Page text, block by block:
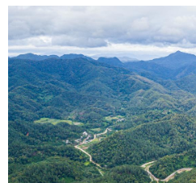
山东 河南
广东 广西
四川 贵州
陕西 甘肃
新疆 内蒙古